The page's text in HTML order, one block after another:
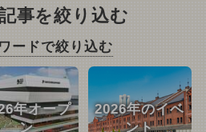
事を絞り込む
ードで絞り込む
年オープ
ン
2026年のイベ
ント